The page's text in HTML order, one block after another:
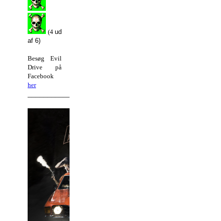
(4ud
af 6)
Besøg Evil
Drive på
Facebook
her